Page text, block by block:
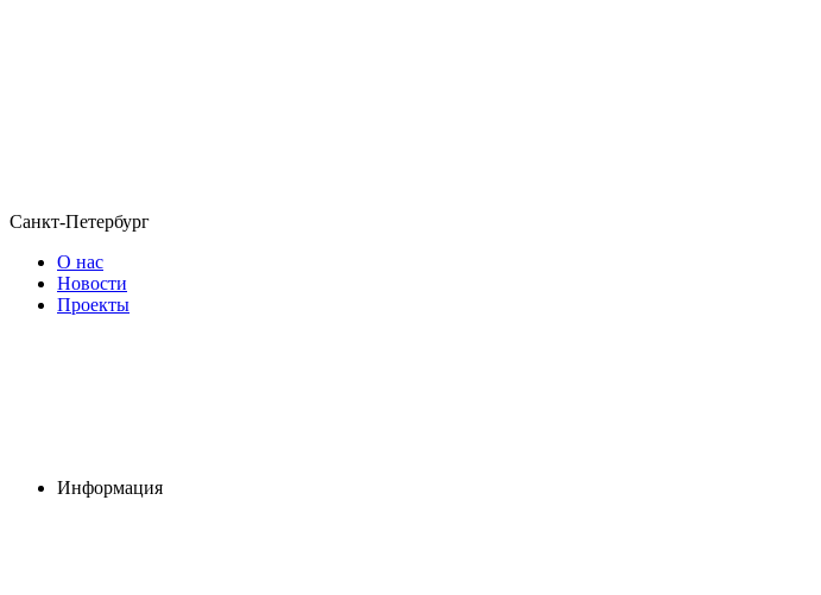
Санкт-Петербург
О нас
Новости
Проекты
Информация